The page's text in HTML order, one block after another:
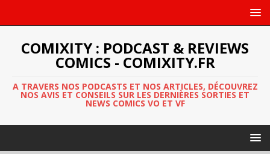
COMIXITY : PODCAST & REVIEWS
COMICS - COMIXITY.FR
A TRAVERS NOS PODCASTS ET NOS ARTICLES, DÉCOUVREZ
NOS AVIS ET CONSEILS SUR LES DERNIÈRES SORTIES ET
NEWS COMICS VO ET VF